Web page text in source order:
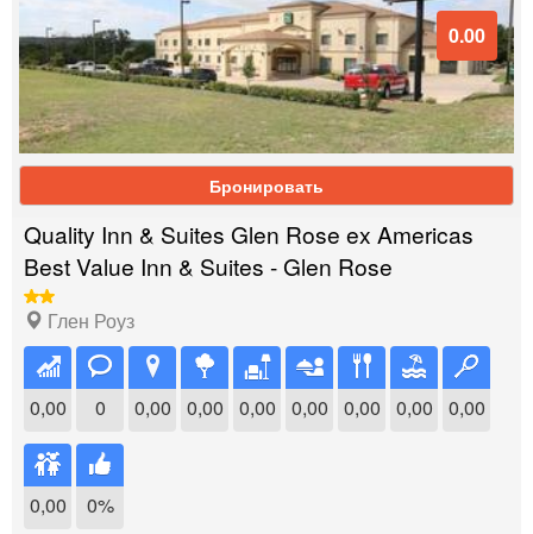
0.00
Бронировать
Quality Inn & Suites Glen Rose ex Americas
Best Value Inn & Suites - Glen Rose
Глен Роуз
0,00 0 0,00 0,00 0,00 0,00 0,00 0,00 0,00
0,00 0%